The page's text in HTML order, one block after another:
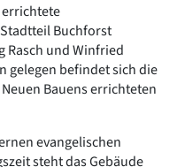
errichtete
Buchforst
Rasch und Winfried
gelegen befindet sich die
Bauens errichteten
evangelischen
steht das Gebäude